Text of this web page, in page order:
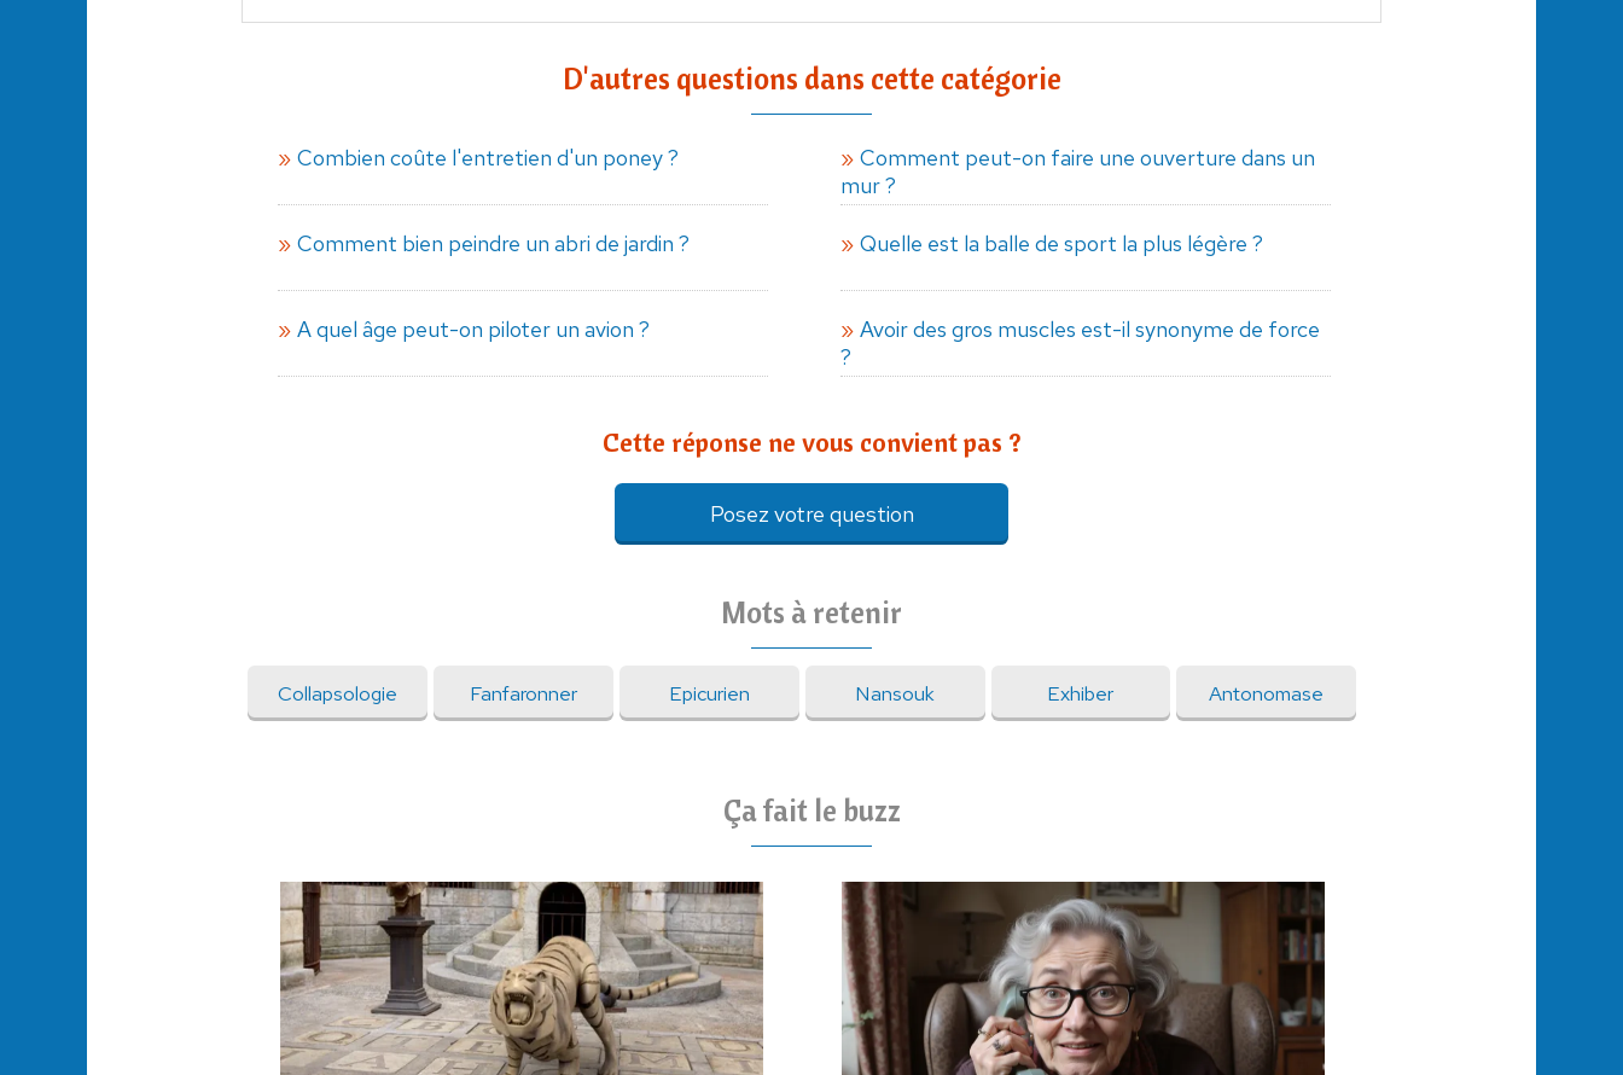
D'autres questions dans cette catégorie
Combien coûte l'entretien d'un poney ?
Comment peut-on faire une ouverture dans un
mur ?
Comment bien peindre un abri de jardin ? Quelle est la balle de sport la plus légère ?
A quel âge peut-on piloter un avion ?
Avoir des gros muscles est-il synonyme de force
?
Cette réponse ne vous convient pas ?
Posez votre question
Mots à retenir
Collapsologie Fanfaronner Epicurien Nansouk Exhiber Antonomase
Ça fait le buzz